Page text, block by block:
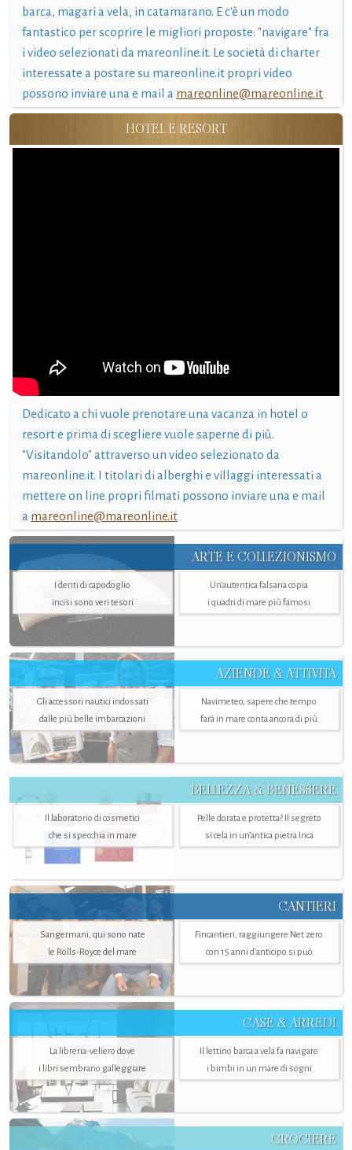
barca, magari a vela, in catamarano. E c'è un modo
fantastico per scoprire le migliori proposte: "navigare" fra
i video selezionati da mareonline.it. Le società di charter
interessate a postare su mareonline.it propri video
possono inviare una e mail a mareonline@mareonline.it
HOTEL E RESORT
Dedicato a chi vuole prenotare una vacanza in hotel o
resort e prima di scegliere vuole saperne di più.
"Visitandolo" attraverso un video selezionato da
mareonline.it. I titolari di alberghi e villaggi interessati a
mettere on line propri filmati possono inviare una e mail
a mareonline@mareonline.it
ARTE E COLLEZIONISMO
I denti di capodoglio
incisi sono veri tesori
Un’autentica falsaria copia
i quadri di mare più famosi
AZIENDE & ATTIVITÀ
Gli accessori nautici indossati
dalle più belle imbarcazioni
Navimeteo, sapere che tempo
farà in mare conta ancora di più
BELLEZZA & BENESSERE
Il laboratorio di cosmetici
che si specchia in mare
Pelle dorata e protetta? Il segreto
si cela in un’antica pietra Inca
CANTIERI
Sangermani, qui sono nate
le Rolls-Royce del mare
Fincantieri, raggiungere Net zero
con 15 anni d'anticipo si può
CASE & ARREDI
La libreria-veliero dove
i libri sembrano galleggiare
Il lettino barca a vela fa navigare
i bimbi in un mare di sogni
CROCIERE